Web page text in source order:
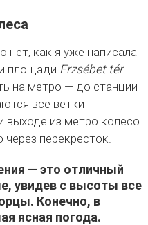
нет, как я уже написала
площади Erzsébet tér.
на метро — до станции
все ветки
выходе из метро колесо
перекресток.
— это отличный
увидев с высоты все
Конечно, в
ясная погода.